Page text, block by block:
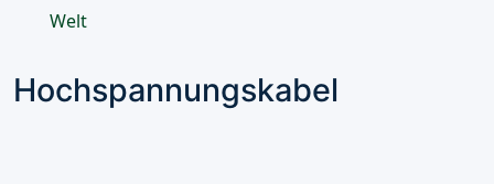
Welt
Hochspannungskabel